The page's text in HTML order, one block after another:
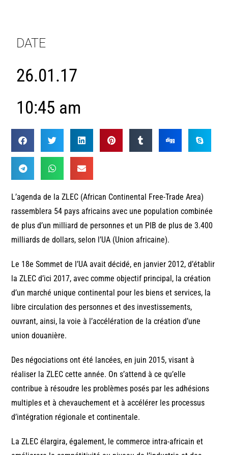
DATE
26.01.17
10:45 am
L’agenda de la ZLEC (African Continental Free-Trade Area)
rassemblera 54 pays africains avec une population combinée
de plus d’un milliard de personnes et un PIB de plus de 3.400
milliards de dollars, selon l’UA (Union africaine).
Le 18e Sommet de l’UA avait décidé, en janvier 2012, d’établir
la ZLEC d’ici 2017, avec comme objectif principal, la création
d’un marché unique continental pour les biens et services, la
libre circulation des personnes et des investissements,
ouvrant, ainsi, la voie à l’accélération de la création d’une
union douanière.
Des négociations ont été lancées, en juin 2015, visant à
réaliser la ZLEC cette année. On s’attend à ce qu’elle
contribue à résoudre les problèmes posés par les adhésions
multiples et à chevauchement et à accélérer les processus
d’intégration régionale et continentale.
La ZLEC élargira, également, le commerce intra-africain et